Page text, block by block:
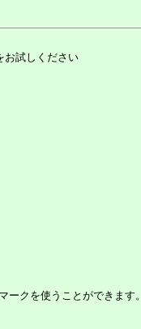
お試しください
クを使うことができます。